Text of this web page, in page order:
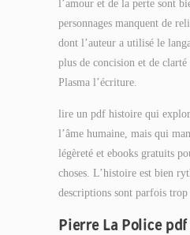
l’amour et de la perte sont
personnages manquent de
dont l’auteur a utilisé le
plus de concision et de
Plasma l’écriture.
lire un pdf histoire qui
l’âme humaine, mais qui
légèreté et ebooks gratuits
choses. L’histoire est bien
descriptions sont parfois
Pierre La Police